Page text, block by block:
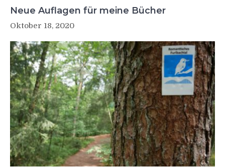
Neue Auflagen für meine Bücher
Oktober 18, 2020